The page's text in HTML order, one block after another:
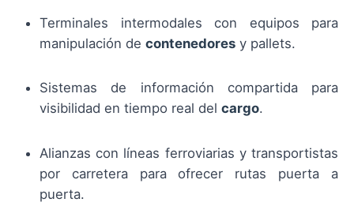
Terminales intermodales con equipos para
manipulación de contenedores y pallets.
Sistemas de información compartida para
visibilidad en tiempo real del cargo.
Alianzas con líneas ferroviarias y transportistas
por carretera para ofrecer rutas puerta a
puerta.